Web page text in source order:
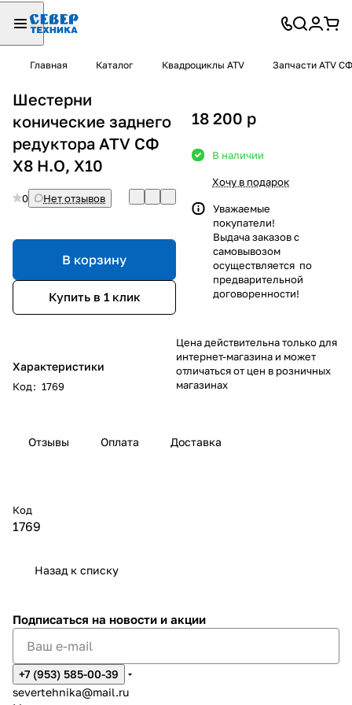
Главная Каталог Квадроциклы ATV Запчасти ATV СФ
Шестерни
конические заднего
редуктора ATV СФ
X8 H.O, X10
0 Нет отзывов
В корзину
Купить в 1 клик
Характеристики
Код: 1769
18 200 p
В наличии
Хочу в подарок
Уважаемые
покупатели!
Выдача заказов с
самовывозом
осуществляется по
предварительной
договоренности!
Цена действительна только для
интернет-магазина и может
отличаться от цен в розничных
магазинах
Отзывы Оплата Доставка
Код
1769
Назад к списку
Подписаться на новости и акции
+7 (953) 585-00-39
severtehnika@mail.ru